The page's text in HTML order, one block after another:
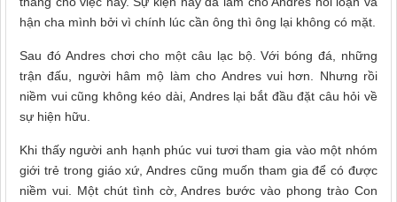
hận cha mình bởi vì chính lúc cần ông thì ông lại không có mặt.
Sau đó Andres chơi cho một câu lạc bộ. Với bóng đá, những
trận đấu, người hâm mộ làm cho Andres vui hơn. Nhưng rồi
niềm vui cũng không kéo dài, Andres lại bắt đầu đặt câu hỏi về
sự hiện hữu.
Khi thấy người anh hạnh phúc vui tươi tham gia vào một nhóm
giới trẻ trong giáo xứ, Andres cũng muốn tham gia để có được
niềm vui. Một chút tình cờ, Andres bước vào phong trào Con